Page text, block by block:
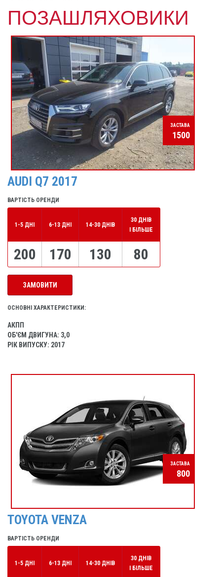
ПОЗАШЛЯХОВИКИ
ЗАСТАВА
1500
AUDI Q7 2017
ВАРТІСТЬ ОРЕНДИ
1-5 ДНІ 6-13 ДНІ 14-30 ДНІВ
30 ДНІВ
І БІЛЬШЕ
200 170 130 80
ЗАМОВИТИ
ОСНОВНІ ХАРАКТЕРИСТИКИ:
АКПП
ОБ'ЄМ ДВИГУНА: 3,0
РІК ВИПУСКУ: 2017
ЗАСТАВА
800
TOYOTA VENZA
ВАРТІСТЬ ОРЕНДИ
1-5 ДНІ 6-13 ДНІ 14-30 ДНІВ
30 ДНІВ
І БІЛЬШЕ